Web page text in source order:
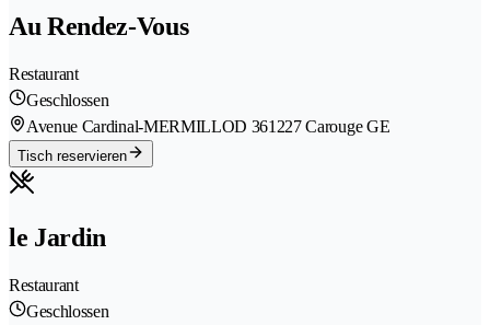
Au Rendez-Vous
Restaurant
Geschlossen
Avenue Cardinal-MERMILLOD 361227 Carouge GE
Tisch reservieren
le Jardin
Restaurant
Geschlossen